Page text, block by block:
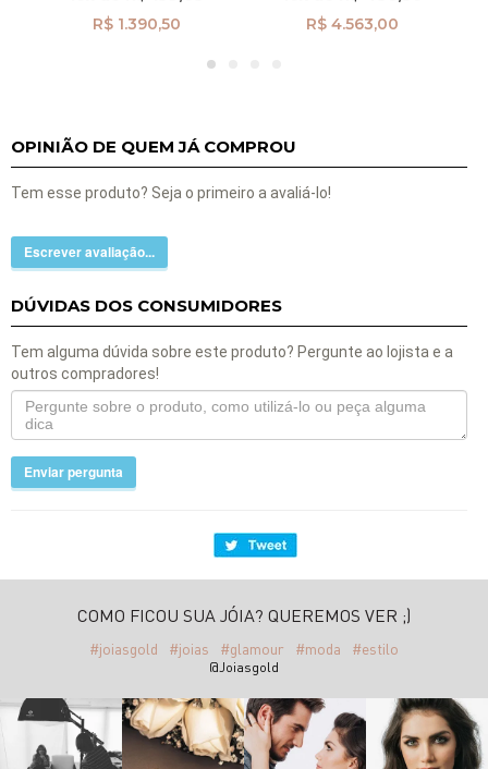
R$ 1.390,50
R$ 4.563,00
OPINIÃO DE QUEM JÁ COMPROU
Tem esse produto? Seja o primeiro a avaliá-lo!
Escrever avaliação...
DÚVIDAS DOS CONSUMIDORES
Tem alguma dúvida sobre este produto? Pergunte ao lojista e a
outros compradores!
Enviar pergunta
COMO FICOU SUA JÓIA? QUEREMOS VER ;)
#joiasgold #joias #glamour #moda #estilo
@Joiasgold